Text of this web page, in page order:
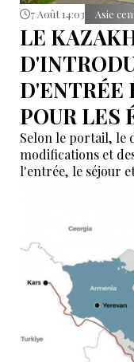
7 Août 14:03 Asie
LE
D'ENTRÉE
POUR LES
Selon le portail, le
modifications et
l'entrée, le séjour